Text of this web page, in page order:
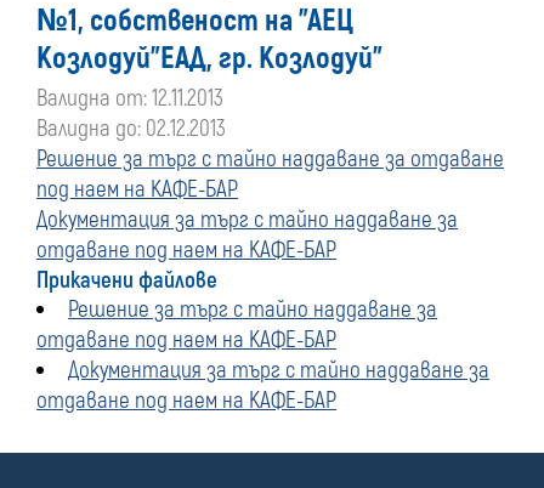
№1, собственост на "АЕЦ
Козлодуй"ЕАД, гр. Козлодуй"
Валидна от: 12.11.2013
Валидна до: 02.12.2013
Решение за търг с тайно наддаване за отдаване
под наем на КАФЕ-БАР
Документация за търг с тайно наддаване за
отдаване под наем на КАФЕ-БАР
Прикачени файлове
Решение за търг с тайно наддаване за
отдаване под наем на КАФЕ-БАР
Документация за търг с тайно наддаване за
отдаване под наем на КАФЕ-БАР